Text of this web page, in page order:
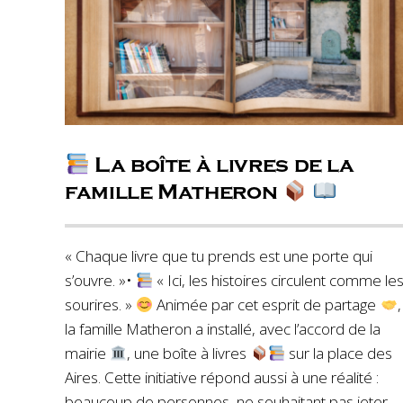
La boîte à livres de la
famille Matheron
« Chaque livre que tu prends est une porte qui
s’ouvre. »•
« Ici, les histoires circulent comme
sourires. »
Animée par cet esprit de partage
,
la famille Matheron a installé, avec l’accord de la
mairie
, une boîte à livres
sur la place des
Aires. Cette initiative répond aussi à une réalité :